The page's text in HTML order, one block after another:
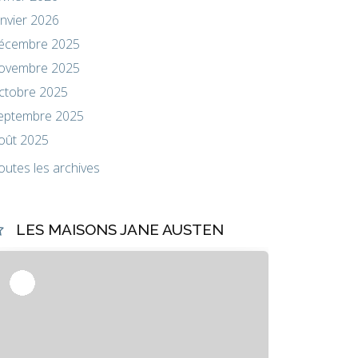
2026
2025
2025
2025
2025
2025
les archives
LES MAISONS JANE AUSTEN